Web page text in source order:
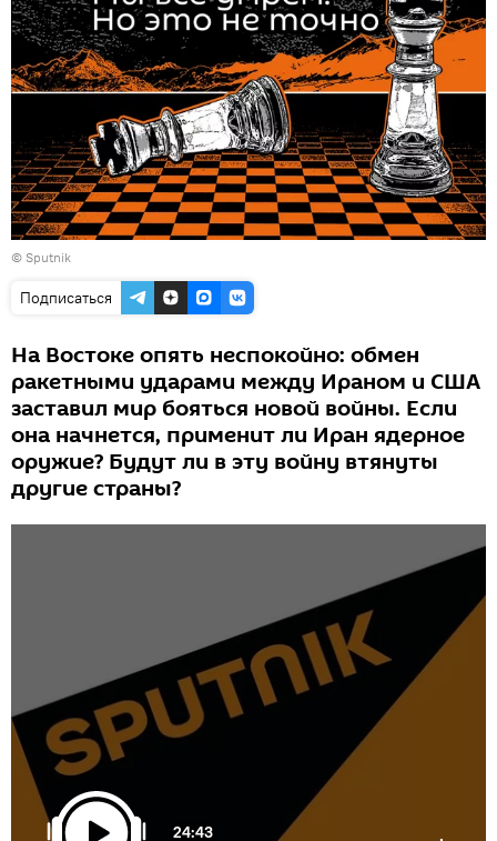
© Sputnik
Подписаться
На Востоке опять неспокойно: обмен
ракетными ударами между Ираном и США
заставил мир бояться новой войны. Если
она начнется, применит ли Иран ядерное
оружие? Будут ли в эту войну втянуты
другие страны?
24:43